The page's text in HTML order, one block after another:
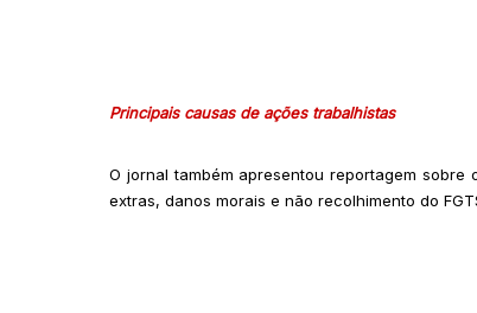
Principais causas de ações trabalhistas
O jornal também apresentou reportagem
extras, danos morais e não recolhimento do